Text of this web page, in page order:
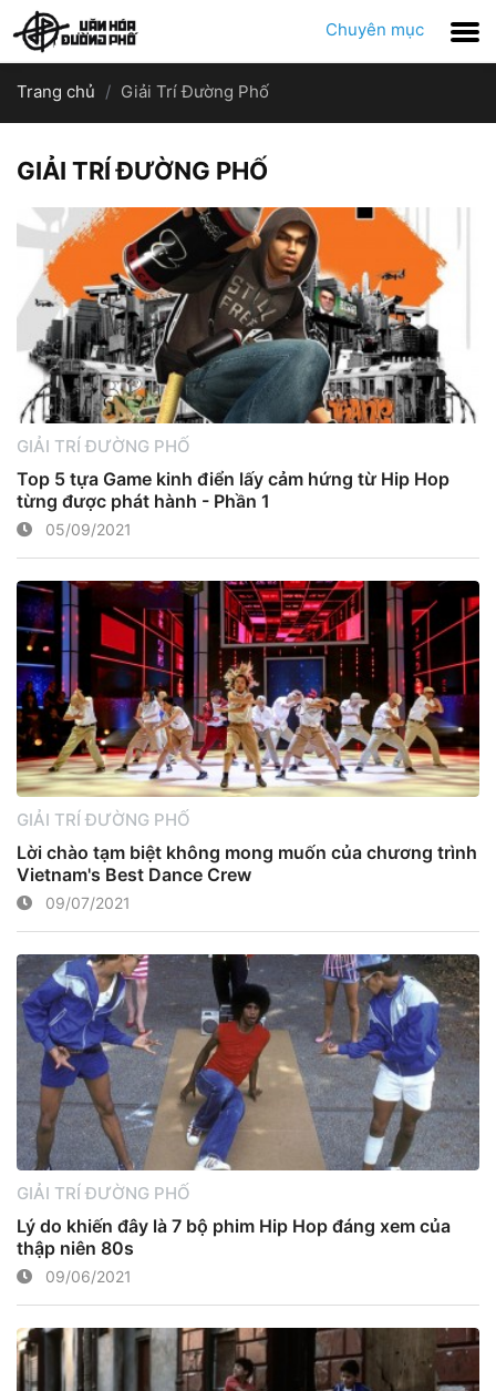
Chuyên mục
Trang chủ Giải Trí Đường Phố
GIẢI TRÍ ĐƯỜNG PHỐ
GIẢI TRÍ ĐƯỜNG PHỐ
Top 5 tựa Game kinh điển lấy cảm hứng từ Hip Hop
từng được phát hành - Phần 1
05/09/2021
GIẢI TRÍ ĐƯỜNG PHỐ
Lời chào tạm biệt không mong muốn của chương trình
Vietnam's Best Dance Crew
09/07/2021
GIẢI TRÍ ĐƯỜNG PHỐ
Lý do khiến đây là 7 bộ phim Hip Hop đáng xem của
thập niên 80s
09/06/2021